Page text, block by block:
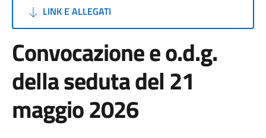
LINK E ALLEGATI
Convocazione e o.d.g.
della seduta del 21
maggio 2026